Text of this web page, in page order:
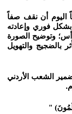
اليوم أن نقف صفاً
بشكل فوري وإعادته
وتوضيح الصورة
بالضجيج والتهويل
الشعب الأردني
"